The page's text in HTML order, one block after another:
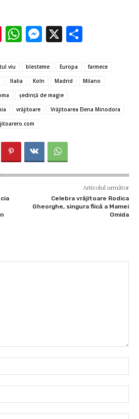
Pi
er
es
t
W
at
s
A
p
p
M
se
n
g
er
X
ta
je
ă
viu blesteme Europa
farmece
Italia Koln Madrid
Milano
şedinţă de magie
vrăjitoare
Vrăjitoarea Elena Minodora
Articolul următor
Celebra vrăjitoare Rodica
Gheorghe, singura fiică a Mamei
Omida